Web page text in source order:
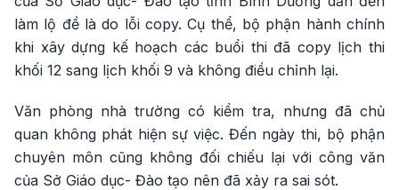
làm lộ đề là do lỗi copy. Cụ thể, bộ phận hành chính
khi xây dựng kế hoạch các buổi thi đã copy lịch thi
khối 12 sang lịch khối 9 và không điều chỉnh lại.
Văn phòng nhà trường có kiểm tra, nhưng đã chủ
quan không phát hiện sự việc. Đến ngày thi, bộ phận
chuyên môn cũng không đối chiếu lại với công văn
của Sở Giáo dục- Đào tạo nên đã xảy ra sai sót.